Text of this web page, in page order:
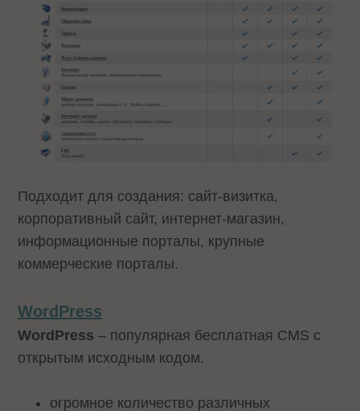
Подходит для создания: сайт-визитка,
корпоративный сайт, интернет-магазин,
информационные порталы, крупные
коммерческие порталы.
WordPress
WordPress – популярная бесплатная CMS с
открытым исходным кодом.
огромное количество различных